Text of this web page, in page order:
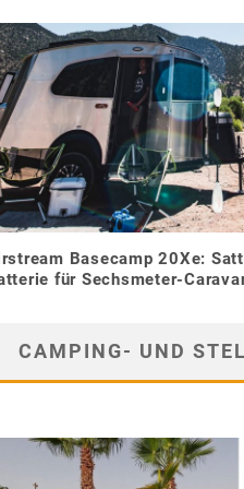
Basecamp 20Xe:
für Sechsmeter-
CAMPING- UND